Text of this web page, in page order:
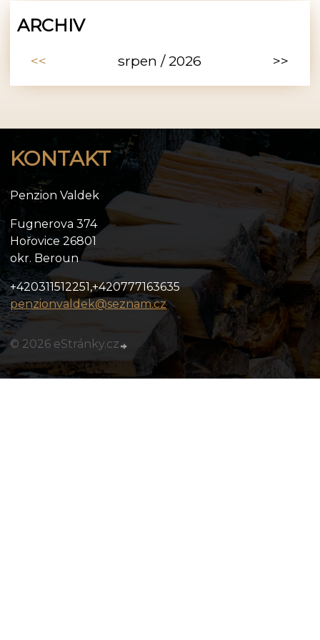
ARCHIV
<< srpen / 2026 >>
KONTAKT
Penzion Valdek
Fugnerova 374
Hořovice 26801
okr. Beroun
+420311512251,+420777163635
penzionvaldek@seznam.cz
© 2026 eStránky.cz